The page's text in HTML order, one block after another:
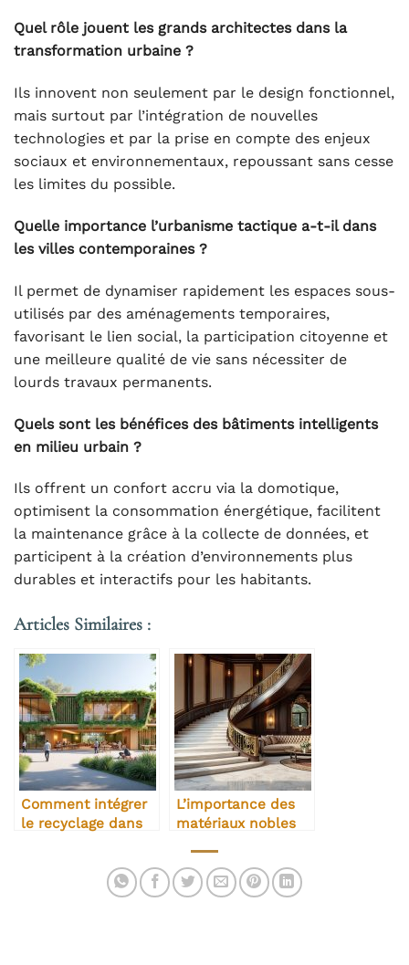
Quel rôle jouent les grands architectes dans la
transformation urbaine ?
Ils innovent non seulement par le design fonctionnel,
mais surtout par l’intégration de nouvelles
technologies et par la prise en compte des enjeux
sociaux et environnementaux, repoussant sans cesse
les limites du possible.
Quelle importance l’urbanisme tactique a-t-il dans
les villes contemporaines ?
Il permet de dynamiser rapidement les espaces sous-
utilisés par des aménagements temporaires,
favorisant le lien social, la participation citoyenne et
une meilleure qualité de vie sans nécessiter de
lourds travaux permanents.
Quels sont les bénéfices des bâtiments intelligents
en milieu urbain ?
Ils offrent un confort accru via la domotique,
optimisent la consommation énergétique, facilitent
la maintenance grâce à la collecte de données, et
participent à la création d’environnements plus
durables et interactifs pour les habitants.
Articles Similaires :
Comment intégrer
le recyclage dans
L’importance des
matériaux nobles